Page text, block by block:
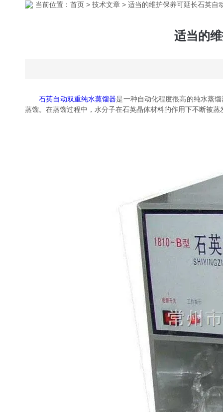
当前位置： 首页 > 技术文章 > 适当的维护保养可延长石英自
适当的
石英自动双重纯水蒸馏器是一种自动化程度很高的纯水蒸馏器
蒸馏。在蒸馏过程中，水分子在石英晶体材料的作用下不断被蒸